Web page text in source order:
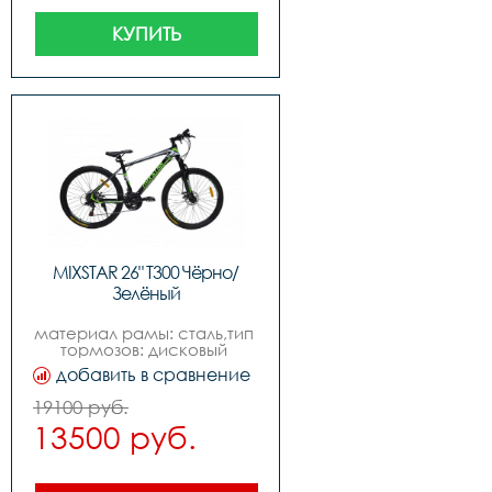
КУПИТЬ
MIXSTAR 26" T300 Чёрно/
Зелёный
материал рамы: сталь,тип
тормозов: дисковый
механический,диаметр
колес:
,задний
переключательshiming
tz,передний
tz,манеткиshiming ef-500
добавить в сравнение
19100 руб.
13500 руб.